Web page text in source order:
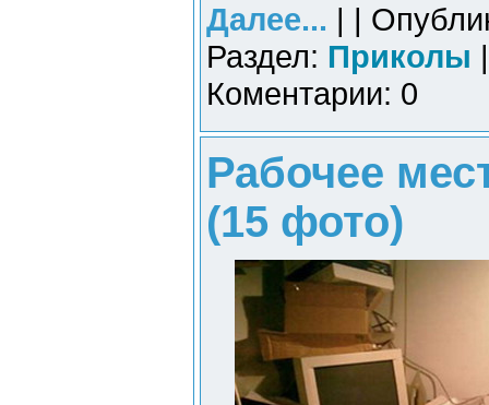
Далее... | |
Раздел: Приколы
Коментарии: 0
Рабочее
(15 фото)